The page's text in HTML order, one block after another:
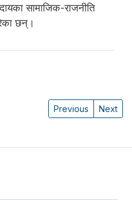
सामाजिक-राजनीति
छन्।
Previous Next